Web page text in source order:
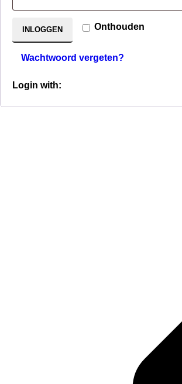
Onthouden
INLOGGEN
Wachtwoord vergeten?
Login with: